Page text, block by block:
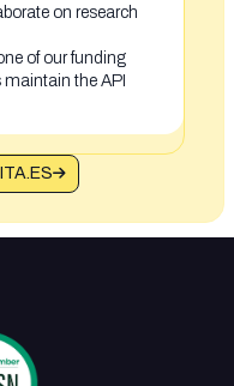
on research
of our funding
the API